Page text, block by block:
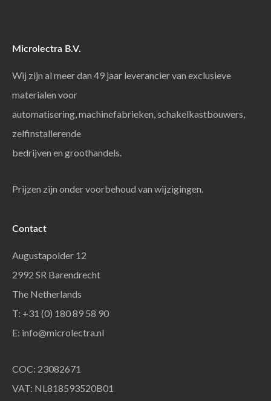
Microlectra B.V.
Wij zijn al meer dan 49 jaar leverancier van exclusieve
materialen voor
automatisering, machinefabrieken, schakelkastbouwers,
zelfinstallerende
bedrijven en groothandels.
Prijzen zijn onder voorbehoud van wijzigingen.
Contact
Augustapolder 12
2992 SR Barendrecht
The Netherlands
T: +31 (0) 180 89 58 90
E: info@microlectra.nl
COC: 23082671
VAT: NL818593520B01